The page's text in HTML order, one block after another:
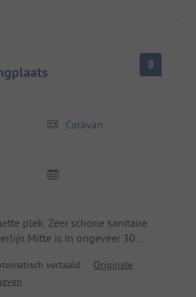
8
Caravan
plek. Zeer schone sanitaire
Mitte is in ongeveer 30
in het naburige dorp. We
vertaald.
Originele